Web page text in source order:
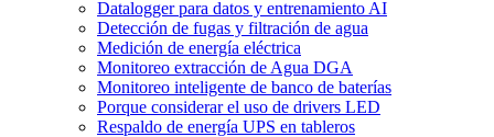
Datalogger para datos y entrenamiento AI
Detección de fugas y filtración de agua
Medición de energía eléctrica
Monitoreo extracción de Agua DGA
Monitoreo inteligente de banco de baterías
Porque considerar el uso de drivers LED
Respaldo de energía UPS en tableros